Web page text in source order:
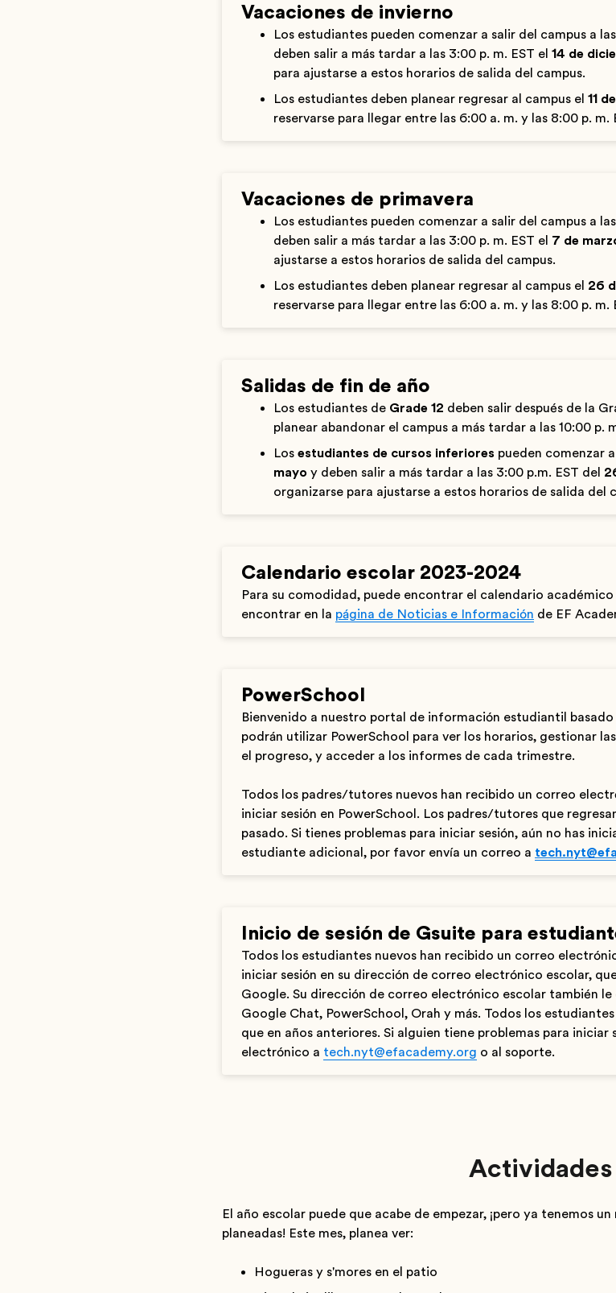
Vacaciones de invierno
Los estudiantes pueden comenzar a salir del campus a las
deben salir a más tardar a las 3:00 p. m. EST el 14 de
para ajustarse a estos horarios de salida del campus.
Los estudiantes deben planear regresar al campus el 11
reservarse para llegar entre las 6:00 a. m. y las 8:00 p. m.
Vacaciones de primavera
Los estudiantes pueden comenzar a salir del campus a las
deben salir a más tardar a las 3:00 p. m. EST el 7 de
ajustarse a estos horarios de salida del campus.
Los estudiantes deben planear regresar al campus el 26
reservarse para llegar entre las 6:00 a. m. y las 8:00 p. m.
Salidas de fin de año
Los estudiantes de Grade 12 deben salir después de la
planear abandonar el campus a más tardar a las 10:00 p.
Los estudiantes de cursos inferiores pueden comenzar
mayo y deben salir a más tardar a las 3:00 p.m. EST del
organizarse para ajustarse a estos horarios de salida del
Calendario escolar 2023-2024
Para su comodidad, puede encontrar el calendario académico
encontrar en la página de Noticias e Información de EF
PowerSchool
Bienvenido a nuestro portal de información estudiantil
podrán utilizar PowerSchool para ver los horarios, gestionar
el progreso, y acceder a los informes de cada trimestre.
Todos los padres/tutores nuevos han recibido un correo
iniciar sesión en PowerSchool. Los padres/tutores que
pasado. Si tienes problemas para iniciar sesión, aún no has
estudiante adicional, por favor envía un correo a
Inicio de sesión de Gsuite para
Todos los estudiantes nuevos han recibido un correo
iniciar sesión en su dirección de correo electrónico escolar,
Google. Su dirección de correo electrónico escolar también
Google Chat, PowerSchool, Orah y más. Todos los
que en años anteriores. Si alguien tiene problemas para iniciar
electrónico a tech.nyt@efacademy.org o al soporte.
Actividades
El año escolar puede que acabe de empezar, ¡pero ya tenemos
planeadas! Este mes, planea ver:
Hogueras y s'mores en el patio